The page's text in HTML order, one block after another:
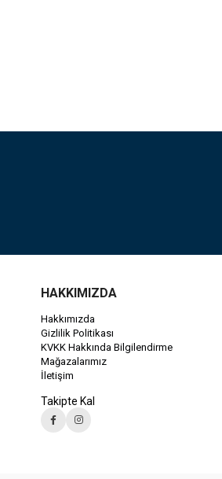
HAKKIMIZDA
Hakkımızda
Gizlilik Politikası
KVKK Hakkında Bilgilendirme
Mağazalarımız
İletişim
Takipte Kal